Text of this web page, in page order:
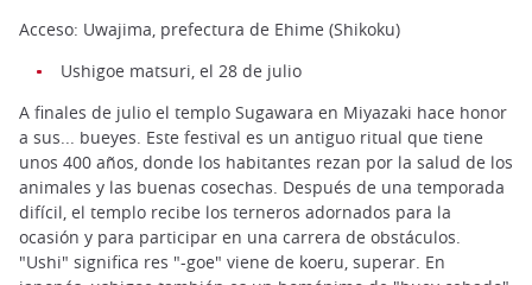
Acceso: Uwajima, prefectura de Ehime (Shikoku)
Ushigoe matsuri, el 28 de julio
A finales de julio el templo Sugawara en Miyazaki hace honor
a sus... bueyes. Este festival es un antiguo ritual que tiene
unos 400 años, donde los habitantes rezan por la salud de los
animales y las buenas cosechas. Después de una temporada
difícil, el templo recibe los terneros adornados para la
ocasión y para participar en una carrera de obstáculos.
"Ushi" significa res "-goe" viene de koeru, superar. En